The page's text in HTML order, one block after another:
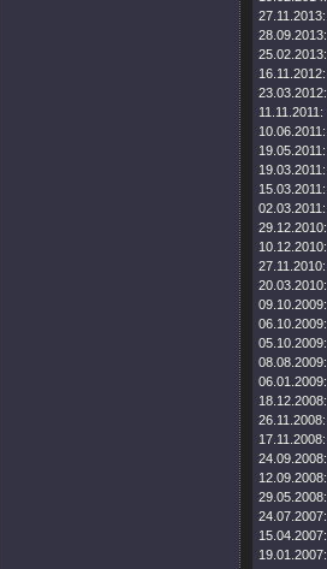
27.11.2013:
28.09.2013:
25.02.2013:
16.11.2012:
23.03.2012:
11.11.2011:
10.06.2011:
19.05.2011:
19.03.2011:
15.03.2011:
02.03.2011:
29.12.2010:
10.12.2010:
27.11.2010:
20.03.2010:
09.10.2009:
06.10.2009:
05.10.2009:
08.08.2009:
06.01.2009:
18.12.2008:
26.11.2008:
17.11.2008:
24.09.2008:
12.09.2008:
29.05.2008:
24.07.2007:
15.04.2007:
19.01.2007: